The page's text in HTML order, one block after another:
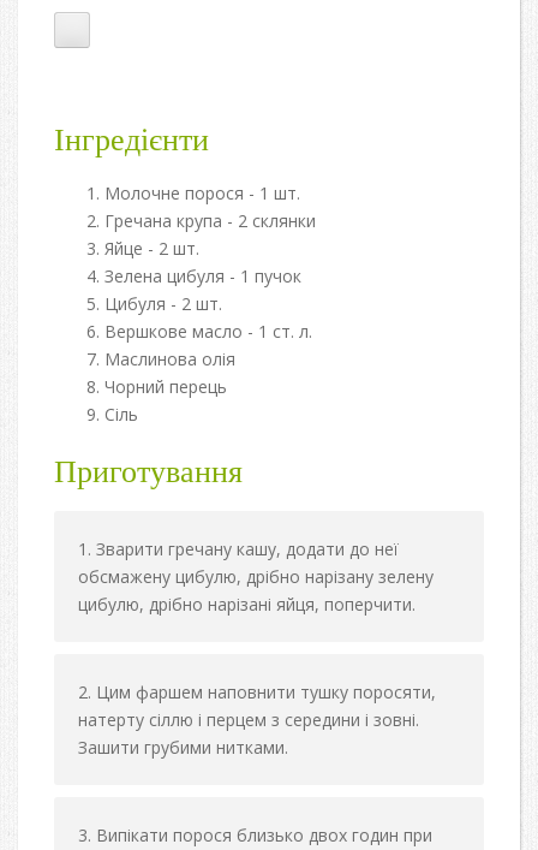
Інгредієнти
Молочне порося - 1 шт.
Гречана крупа - 2 склянки
Яйце - 2 шт.
Зелена цибуля - 1 пучок
Цибуля - 2 шт.
Вершкове масло - 1 ст. л.
Маслинова олія
Чорний перець
Сіль
Приготування
Зварити гречану кашу, додати до неї
обсмажену цибулю, дрібно нарізану зелену
цибулю, дрібно нарізані яйця, поперчити.
Цим фаршем наповнити тушку поросяти,
натерту сіллю і перцем з середини і зовні.
Зашити грубими нитками.
Випікати порося близько двох годин при